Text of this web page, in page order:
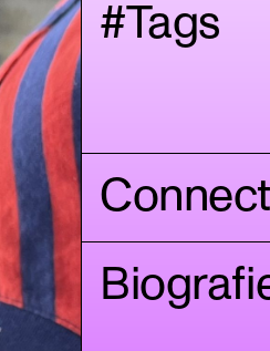
#Tags